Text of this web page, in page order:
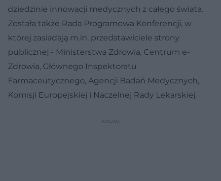
dziedzinie innowacji medycznych z całego świata.
Została także Rada Programowa Konferencji, w
której zasiadają m.in. przedstawiciele strony
publicznej - Ministerstwa Zdrowia, Centrum e-
Zdrowia, Głównego Inspektoratu
Farmaceutycznego, Agencji Badań Medycznych,
Komisji Europejskiej i Naczelnej Rady Lekarskiej.